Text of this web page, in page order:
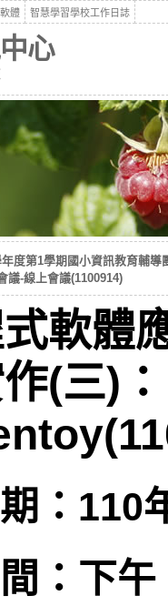
體 智慧學習學校工作日誌
心
度第1學期國小資訊教育輔導
議-線上會議(1100914)
軟體
(三)：
期：110
：下